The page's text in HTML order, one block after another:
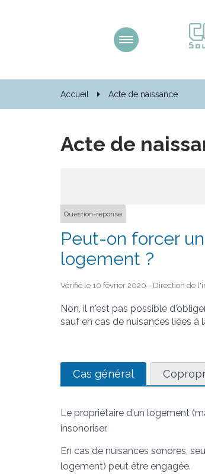
Aller
navigation
Accueil Acte de naissance
Acte de
Question-réponse
Peut-on forcer
logement ?
Vérifié le 10 février 2020 - Direction de
Non, il n'est pas possible
sauf en cas de nuisances liées
Cas général
Le propriétaire d'un logement
insonoriser.
En cas de nuisances sonores,
logement) peut être engagée.